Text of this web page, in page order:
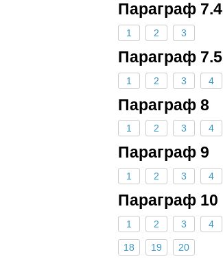
Параграф 7.4
1 2 3
Параграф 7.5
1 2 3 4
Параграф 8
1 2 3 4
Параграф 9
1 2 3 4
Параграф 10
1 2 3 4
18 19 20